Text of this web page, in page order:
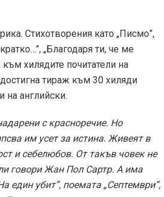
Стихотворения като „Писмо”,
„Благодаря ти, че ме
хилядите почитатели на
тираж към 30 хиляди
на английски.
с красноречие. Но
им усет за истина. Живеят в
и себелюбов. От такъв човек не
говори Жан Пол Сартр. А има
един убит”, поемата „Септември”,